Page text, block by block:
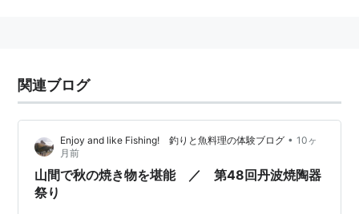
関連ブログ
Enjoy and like Fishing! 釣りと魚料理の体験ブログ • 10ヶ
月前
山間で秋の焼き物を堪能 ／ 第48回丹波焼陶器
祭り